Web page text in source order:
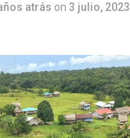
atrás on 3 julio, 2023